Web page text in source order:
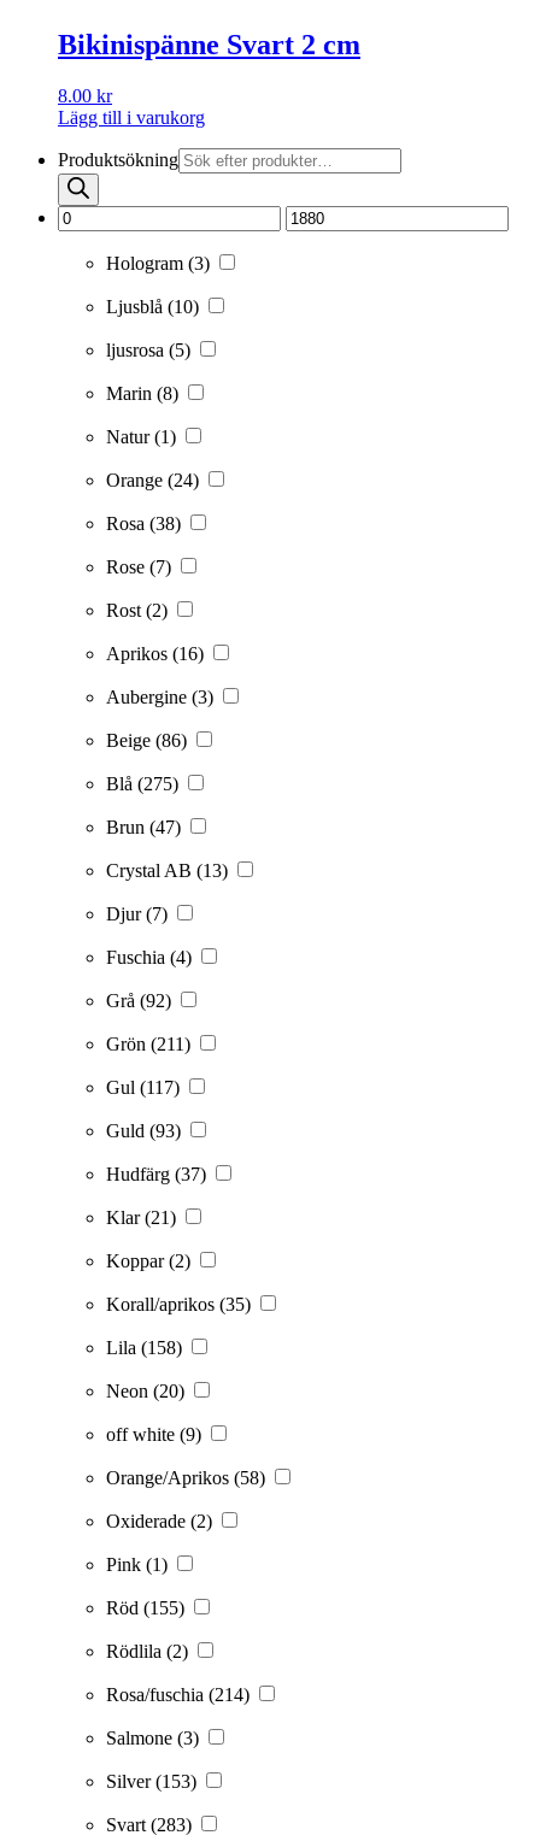
Bikinispänne Svart 2 cm
8.00 kr
Lägg till i varukorg
Produktsökning
Hologram (3)
Ljusblå (10)
ljusrosa (5)
Marin (8)
Natur(1)
Orange (24)
Rosa (38)
Rose (7)
Rost (2)
Aprikos (16)
Aubergine (3)
Beige (86)
Blå (275)
Brun (47)
Crystal AB (13)
Djur(7)
Fuschia (4)
Grå (92)
Grön (211)
Gul (117)
Guld (93)
Hudfärg (37)
Klar(21)
Koppar(2)
Korall/aprikos (35)
Lila (158)
Neon (20)
off white (9)
Orange/Aprikos (58)
Oxiderade (2)
Pink (1)
Röd (155)
Rödlila (2)
Rosa/fuschia (214)
Salmone (3)
Silver(153)
Svart (283)